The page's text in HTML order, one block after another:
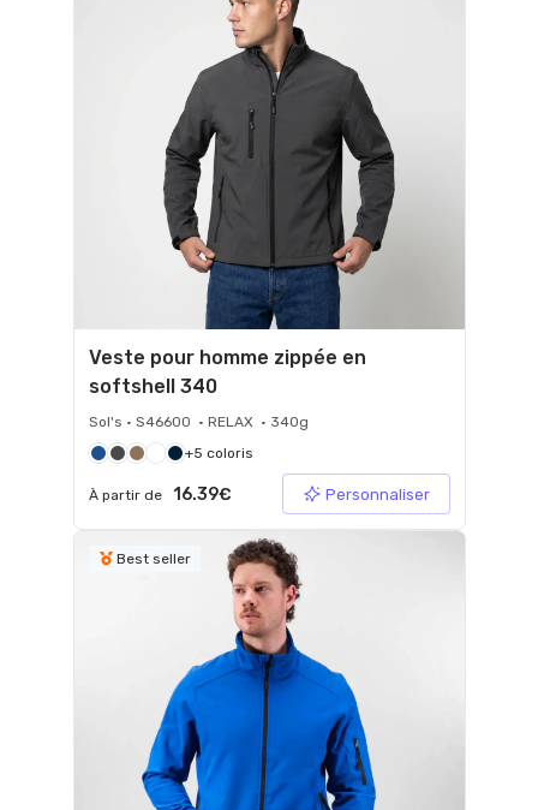
Veste pour homme zippée en
softshell 340
Sol's • S46600 • RELAX • 340g
+5 coloris
À partir de 16.39€ Personnaliser
Best seller